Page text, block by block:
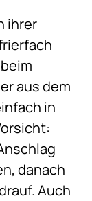
ihrer
aus dem
in
danach
Auch